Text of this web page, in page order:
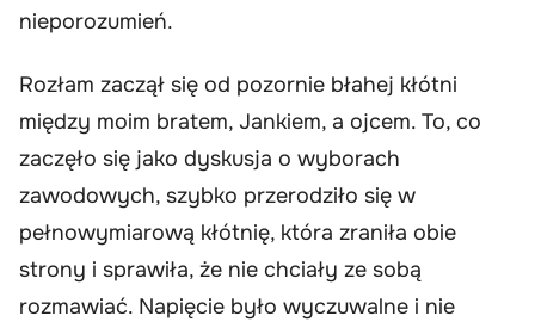
nieporozumień.
Rozłam zaczął się od pozornie błahej kłótni
między moim bratem, Jankiem, a ojcem. To, co
zaczęło się jako dyskusja o wyborach
zawodowych, szybko przerodziło się w
pełnowymiarową kłótnię, która zraniła obie
strony i sprawiła, że nie chciały ze sobą
rozmawiać. Napięcie było wyczuwalne i nie